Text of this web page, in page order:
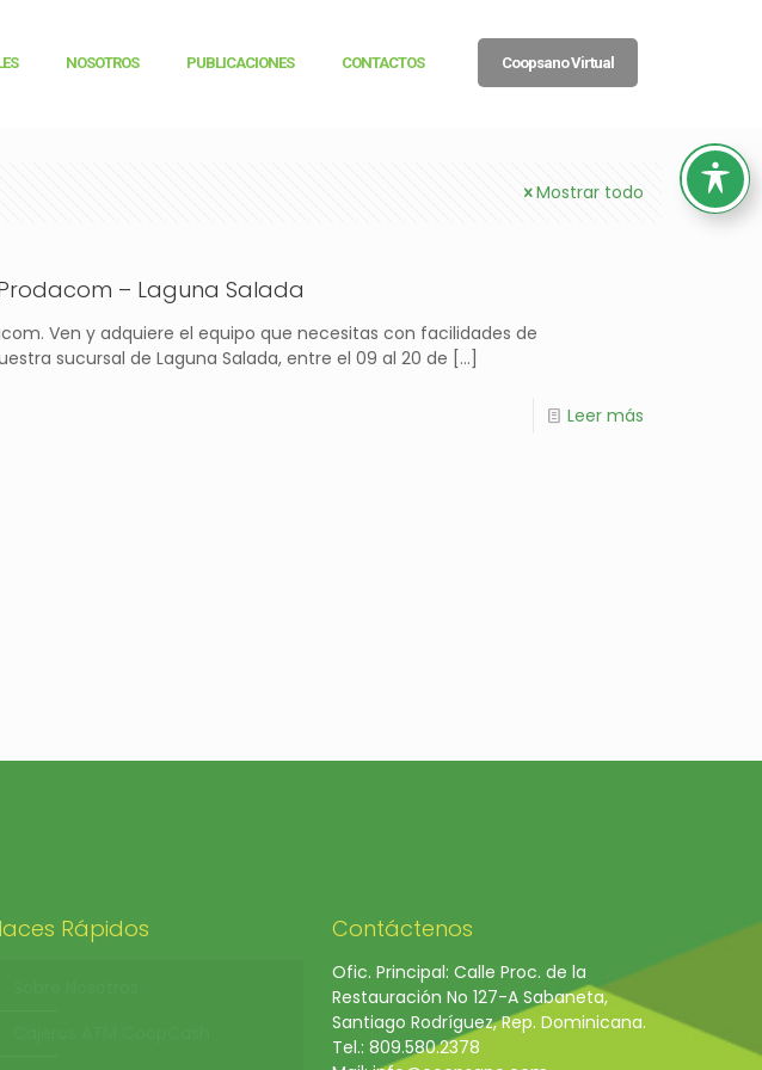
NOSOTROS PUBLICACIONES CONTACTOS Coopsano Virtual
Mostrar todo
– Laguna Salada
Ven y adquiere el equipo que necesitas con facilidades de
sucursal de Laguna Salada, entre el 09 al 20 de […]
Leer más
Rápidos Contáctenos
Ofic. Principal: Calle Proc. de la
Restauración No 127-A Sabaneta,
Santiago Rodríguez, Rep. Dominicana.
Tel.: 809.580.2378